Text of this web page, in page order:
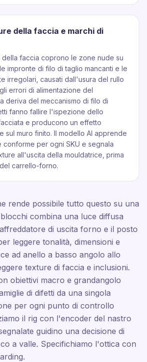
della faccia e marchi di
faccia coprono le zone nude su
impronte di filo di taglio mancanti e le
irregolari, causati dall'usura del rullo
errori di alimentazione del
deriva del meccanismo di filo di
fanno fallire l'ispezione dello
e producono un effetto
sul muro finito. Il modello AI apprende
conforme per ogni SKU e segnala
all'uscita della mouldatrice, prima
carrello-forno.
rende possibile tutto questo su una
combina una luce diffusa
di uscita forno e il posto
leggere tonalità, dimensioni e
ad anello a basso angolo allo
texture di faccia e inclusioni.
obiettivi macro e grandangolo
di difetti da una singola
per ogni punto di controllo
il rig con l'encoder del nastro
guidino una decisione di
a valle. Specifichiamo l'ottica con